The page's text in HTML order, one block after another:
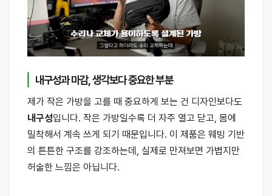
내구성과 마감, 생각보다 중요한 부분
제가 작은 가방을 고를 때 중요하게 보는 건 디자인보다도
내구성입니다. 작은 가방일수록 더 자주 열고 닫고, 몸에
밀착해서 계속 쓰게 되기 때문입니다. 이 제품은 웨빙 기반
의 튼튼한 구조를 강조하는데, 실제로 만져보면 가볍지만
허술한 느낌은 아닙니다.